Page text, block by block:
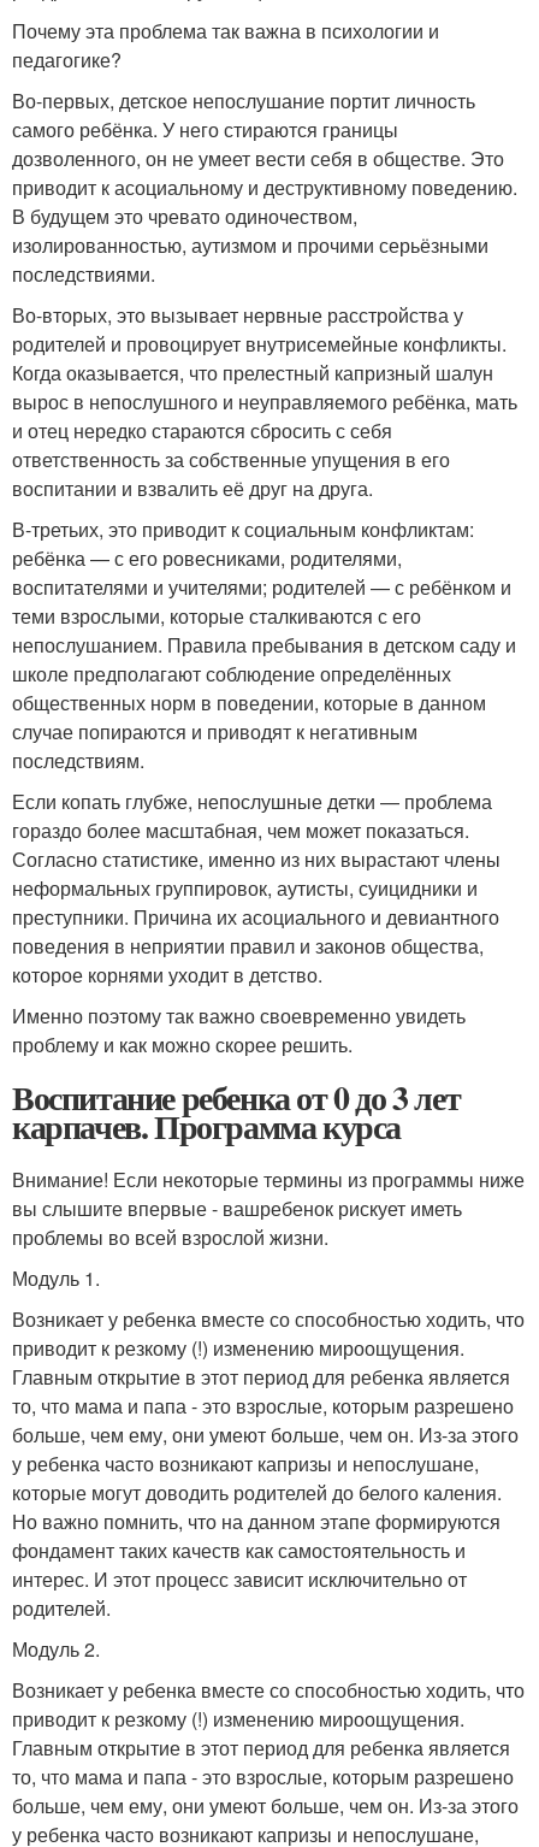
Почему эта проблема так важна в психологии и
педагогике?
Во-первых, детское непослушание портит личность
самого ребёнка. У него стираются границы
дозволенного, он не умеет вести себя в обществе. Это
приводит к асоциальному и деструктивному поведению.
В будущем это чревато одиночеством,
изолированностью, аутизмом и прочими серьёзными
последствиями.
Во-вторых, это вызывает нервные расстройства у
родителей и провоцирует внутрисемейные конфликты.
Когда оказывается, что прелестный капризный шалун
вырос в непослушного и неуправляемого ребёнка, мать
и отец нередко стараются сбросить с себя
ответственность за собственные упущения в его
воспитании и взвалить её друг на друга.
В-третьих, это приводит к социальным конфликтам:
ребёнка — с его ровесниками, родителями,
воспитателями и учителями; родителей — с ребёнком и
теми взрослыми, которые сталкиваются с его
непослушанием. Правила пребывания в детском саду и
школе предполагают соблюдение определённых
общественных норм в поведении, которые в данном
случае попираются и приводят к негативным
последствиям.
Если копать глубже, непослушные детки — проблема
гораздо более масштабная, чем может показаться.
Согласно статистике, именно из них вырастают члены
неформальных группировок, аутисты, суицидники и
преступники. Причина их асоциального и девиантного
поведения в неприятии правил и законов общества,
которое корнями уходит в детство.
Именно поэтому так важно своевременно увидеть
проблему и как можно скорее решить.
Воспитание ребенка от 0 до 3 лет
карпачев. Программа курса
Внимание! Если некоторые термины из программы ниже
вы слышите впервые - вашребенок рискует иметь
проблемы во всей взрослой жизни.
Модуль 1.
Возникает у ребенка вместе со способностью ходить, что
приводит к резкому (!) изменению мироощущения.
Главным открытие в этот период для ребенка является
то, что мама и папа - это взрослые, которым разрешено
больше, чем ему, они умеют больше, чем он. Из-за этого
у ребенка часто возникают капризы и непослушане,
которые могут доводить родителей до белого каления.
Но важно помнить, что на данном этапе формируются
фондамент таких качеств как самостоятельность и
интерес. И этот процесс зависит исключительно от
родителей.
Модуль 2.
Возникает у ребенка вместе со способностью ходить, что
приводит к резкому (!) изменению мироощущения.
Главным открытие в этот период для ребенка является
то, что мама и папа - это взрослые, которым разрешено
больше, чем ему, они умеют больше, чем он. Из-за этого
у ребенка часто возникают капризы и непослушане,